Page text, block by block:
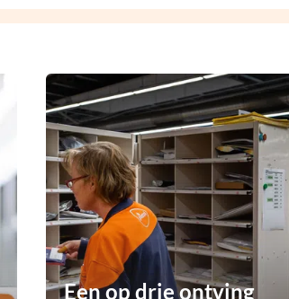
Een op drie ontving